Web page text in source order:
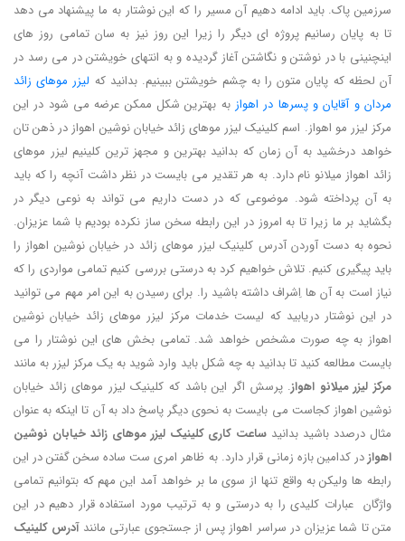
سرزمین پاک. باید ادامه دهیم آن مسیر را که این نوشتار به ما پیشنهاد می دهد
تا به پایان رسانیم پروژه ای دیگر را زیرا این روز نیز به سان تمامی روز های
اینچنینی با در نوشتن و نگاشتن آغاز گردیده و به انتهای خویشتن در می رسد در
آن لحظه که پایان متون را به چشم خویشتن ببینیم. بدانید که لیزر موهای زائد
مردان و آقایان و پسرها در اهواز به بهترین شکل ممکن عرضه می شود در این
مرکز لیزر مو اهواز. اسم کلینیک لیزر موهای زائد خیابان نوشین اهواز در ذهن تان
خواهد درخشید به آن زمان که بدانید بهترین و مجهز ترین کلینیم لیزر موهای
زائد اهواز میلانو نام دارد. به هر تقدیر می بایست در نظر داشت آنچه را که باید
به آن پرداخته شود. موضوعی که در دست داریم می تواند به نوعی دیگر در
بگشاید بر ما زیرا تا به امروز در این رابطه سخن ساز نکرده بودیم با شما عزیزان.
نحوه به دست آوردن آدرس کلینیک لیزر موهای زائد در خیابان نوشین اهواز را
باید پیگیری کنیم. تلاش خواهیم کرد به درستی بررسی کنیم تمامی مواردی را که
نیاز است به آن ها اِشراف داشته باشید را. برای رسیدن به این امر مهم می توانید
در این نوشتار دریابید که لیست خدمات مرکز لیزر موهای زائد خیابان نوشین
اهواز به چه صورت مشخص خواهد شد. تمامی بخش های این نوشتار را می
بایست مطالعه کنید تا بدانید به چه شکل باید وارد شوید به یک مرکز لیزر به مانند
مرکز لیزر میلانو اهواز. پرسش اگر این باشد که کلینیک لیزر موهای زائد خیابان
نوشین اهواز کجاست می بایست به نحوی دیگر پاسخ داد به آن تا اینکه به عنوان
مثال درصدد باشید بدانید ساعت کاری کلینیک لیزر موهای زائد خیابان نوشین
اهوازدر کدامین بازه زمانی قرار دارد. به ظاهر امری ست ساده سخن گفتن در این
رابطه ها ولیکن به واقع تنها از سوی ما بر خواهد آمد این مهم که بتوانیم تمامی
واژگان عبارات کلیدی را به درستی و به ترتیب مورد استفاده قرار دهیم در این
متن تا شما عزیزان در سراسر اهواز پس از جستجوی عبارتی مانندآدرس کلینیک